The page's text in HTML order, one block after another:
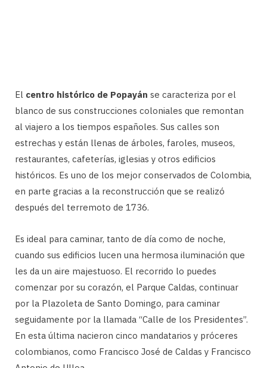
El centro histórico de Popayán se caracteriza por el
blanco de sus construcciones coloniales que remontan
al viajero a los tiempos españoles. Sus calles son
estrechas y están llenas de árboles, faroles, museos,
restaurantes, cafeterías, iglesias y otros edificios
históricos. Es uno de los mejor conservados de Colombia,
en parte gracias a la reconstrucción que se realizó
después del terremoto de 1736.
Es ideal para caminar, tanto de día como de noche,
cuando sus edificios lucen una hermosa iluminación que
les da un aire majestuoso. El recorrido lo puedes
comenzar por su corazón, el Parque Caldas, continuar
por la Plazoleta de Santo Domingo, para caminar
seguidamente por la llamada “Calle de los Presidentes”.
En esta última nacieron cinco mandatarios y próceres
colombianos, como Francisco José de Caldas y Francisco